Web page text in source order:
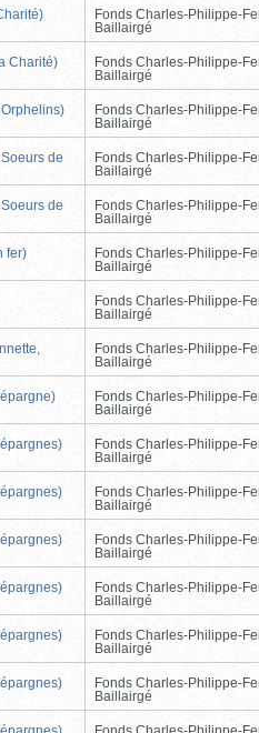
Fonds Charles-Philippe-
Baillairgé
Charité)
Fonds Charles-Philippe-
Baillairgé
Fonds Charles-Philippe-
Baillairgé
de
Fonds Charles-Philippe-
Baillairgé
de
Fonds Charles-Philippe-
Baillairgé
fer)
Fonds Charles-Philippe-
Baillairgé
Fonds Charles-Philippe-
Baillairgé
Fonds Charles-Philippe-
Baillairgé
Fonds Charles-Philippe-
Baillairgé
Fonds Charles-Philippe-
Baillairgé
Fonds Charles-Philippe-
Baillairgé
Fonds Charles-Philippe-
Baillairgé
Fonds Charles-Philippe-
Baillairgé
Fonds Charles-Philippe-
Baillairgé
Fonds Charles-Philippe-
Baillairgé